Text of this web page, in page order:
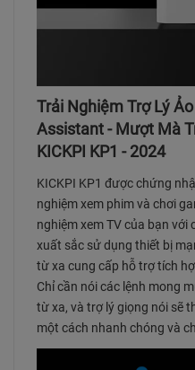
Trải Nghiệm Trợ Lý
Assistant - Mượt Mà
KICKPI KP1 - 2024
KICKPI KP1 được chứng
nghiệm xem phim và chơi
nghiệm xem TV của bạn
xuất sắc sử dụng thiết bị
từ xa cung cấp hỗ trợ tích
Chỉ cần nói các lệnh mong
từ xa, và trợ lý giọng nói sẽ
một cách nhanh chóng và